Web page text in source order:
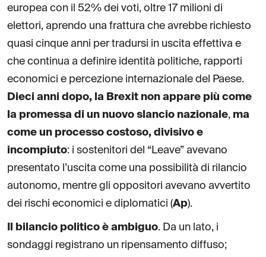
europea con il 52% dei voti, oltre 17 milioni di
elettori, aprendo una frattura che avrebbe richiesto
quasi cinque anni per tradursi in uscita effettiva e
che continua a definire identità politiche, rapporti
economici e percezione internazionale del Paese.
Dieci anni dopo, la Brexit non appare più come
la promessa di un nuovo slancio nazionale, ma
come un processo costoso, divisivo e
incompiuto: i sostenitori del “Leave” avevano
presentato l’uscita come una possibilità di rilancio
autonomo, mentre gli oppositori avevano avvertito
dei rischi economici e diplomatici (Ap).
Il bilancio politico è ambiguo. Da un lato, i
sondaggi registrano un ripensamento diffuso;